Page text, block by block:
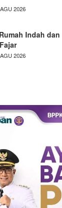
2026
Indah dan
2026